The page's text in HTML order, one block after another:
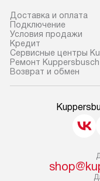
Доставка и оплата
Подключение
Условия продажи
Кредит
Сервисные центры
Ремонт Kuppersbusch
Возврат и обмен